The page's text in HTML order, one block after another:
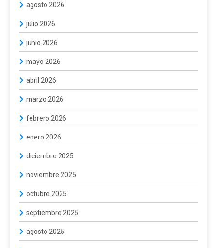
agosto 2026
julio 2026
junio 2026
mayo 2026
abril 2026
marzo 2026
febrero 2026
enero 2026
diciembre 2025
noviembre 2025
octubre 2025
septiembre 2025
agosto 2025